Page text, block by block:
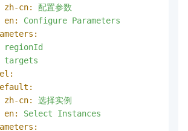
zh-cn:
配置参数
en:
Configure Parameters
regionId
targets
zh-cn:
选择实例
en:
Select
Instances